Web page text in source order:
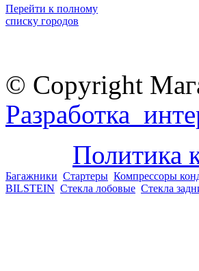
Перейти к полному
списку городов
© Copyright
Разработка
Политика
Багажники Стартеры Компрессоры
BILSTEIN Стекла лобовые Стекла